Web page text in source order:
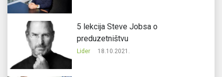
5 lekcija Steve Jobsa o
preduzetništvu
Lider 18.10.2021.